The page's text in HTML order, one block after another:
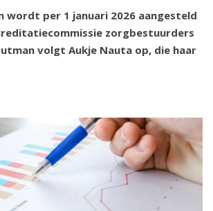
wordt per 1 januari 2026 aangesteld
zorgbestuurders
volgt Aukje Nauta op, die haar